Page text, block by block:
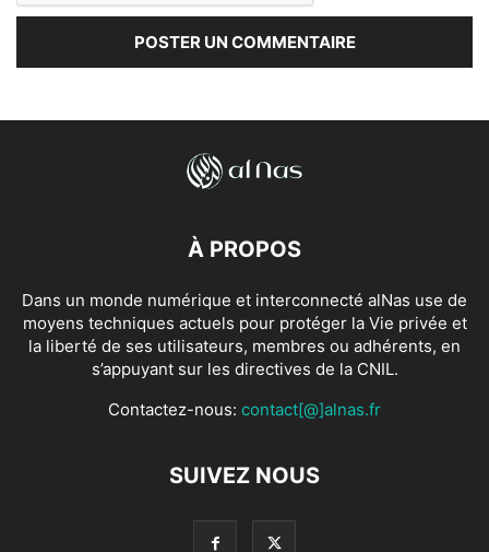
À PROPOS
Dans un monde numérique et interconnecté alNas use de
moyens techniques actuels pour protéger la Vie privée et
la liberté de ses utilisateurs, membres ou adhérents, en
s’appuyant sur les directives de la CNIL.
Contactez-nous: contact[@]alnas.fr
SUIVEZ NOUS